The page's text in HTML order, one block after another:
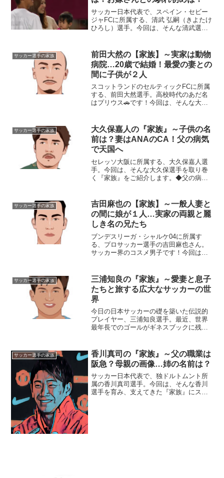
サッカー日本代表で、スペイン・セビー
ジャFCに所属する、清武 弘嗣（きよたけ
ひろし）選手。今回は、そんな清武選手
清武弘嗣選手の実家は、別府湾に面した
自然豊かな大分県大...
サッカー選手の家族
前田大然の【家族】～実家は動物
病院…20歳で結婚！最愛の妻との
間に子供が２人
スコットランドのセルティックFCに所属
する、前田大然選手。高校時代のあだ名
はプリウス🚗です！今回は、そんな大然
ん）生年月日：1997年〈平成9年〉10月
20日身長体重：17...
サッカー選手の家族
大久保嘉人の『家族』～子供の名
前は？妻はANAのCA！父の病気
で天国へ
セレッソ大阪に所属する、大久保嘉人選
手。今回は、そんな大久保選手を取り巻
く『家族』をご紹介します。◆父の病気
カーを始めたきっかけは、お父さんが買
ってきた“ペレ”や“マラド...
サッカー選手の家族
吉田麻也の【家族】～一般人妻と
の間に娘が１人…実家の両親と麗
しき名の兄たち
ブンデスリーガ・シャルケ04に所属す
る、プロサッカー選手の吉田麻也さん。
サッカー界のコスメ男子です！今回は、
前：吉田麻也（よしだ・まや）生年月
日：1988年〈昭和63年〉...
サッカー選手の家族
三浦知良の『家族』～愛妻と息子
たちと旅する広大なサッカーの世
界
今日の日本サッカーの礎を築いた伝説的
プレイヤー、三浦知良選手。最近、世界
最年長でのゴールがギネスブックに残り
を越えた今でも健在。今回は、日本サッ
カーのレジェンド・三浦...
サッカー選手の家族
香川真司の『家族』～父の職業は
阪急？母親の画像…姉の名前は？
サッカー日本代表で、独ドルトムント所
属の香川真司選手。今回は、そんな香川
選手を育み、支えてきた『家族』にスポ